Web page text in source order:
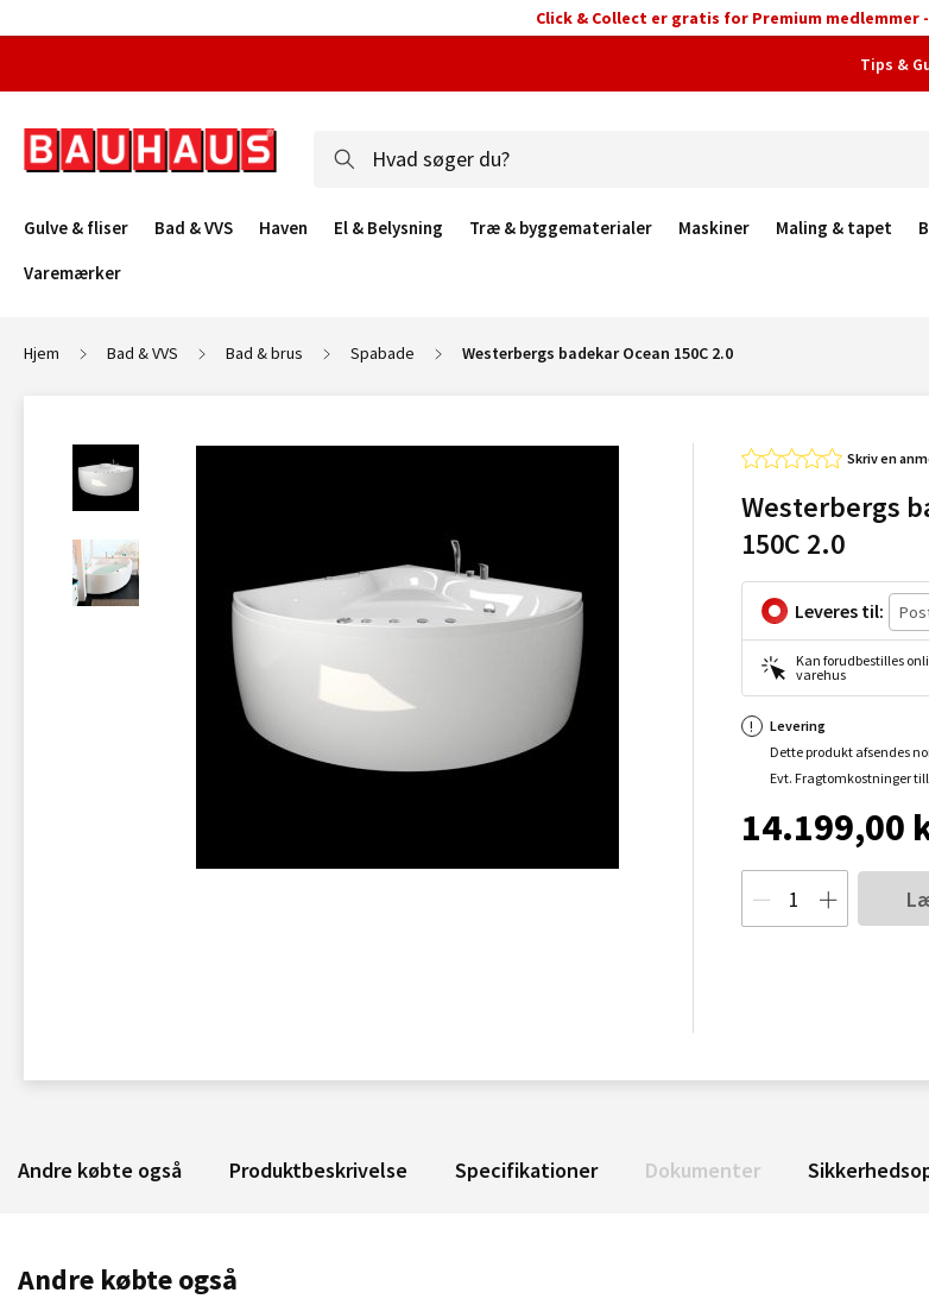
Click & Collect er gratis for Premium medlemmer -
Tips &
Gulve & fliser Bad & VVS Haven El & Belysning Træ & byggematerialer Maskiner Maling & tapet
Varemærker
Hjem Bad & VVS Bad & brus Spabade Westerbergs badekar Ocean 150C 2.0
Skriv en
Westerbergs
150C 2.0
Leveres til:
Kan forudbestilles
varehus
Levering
Dette produkt afsendes
Evt. Fragtomkostninger
14.199,00
Andre købte også Produktbeskrivelse Specifikationer Dokumenter
Andre købte også